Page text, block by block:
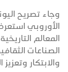
وجاء تصريح
الأوروبي
المعالم
الصناعات
والابتكار